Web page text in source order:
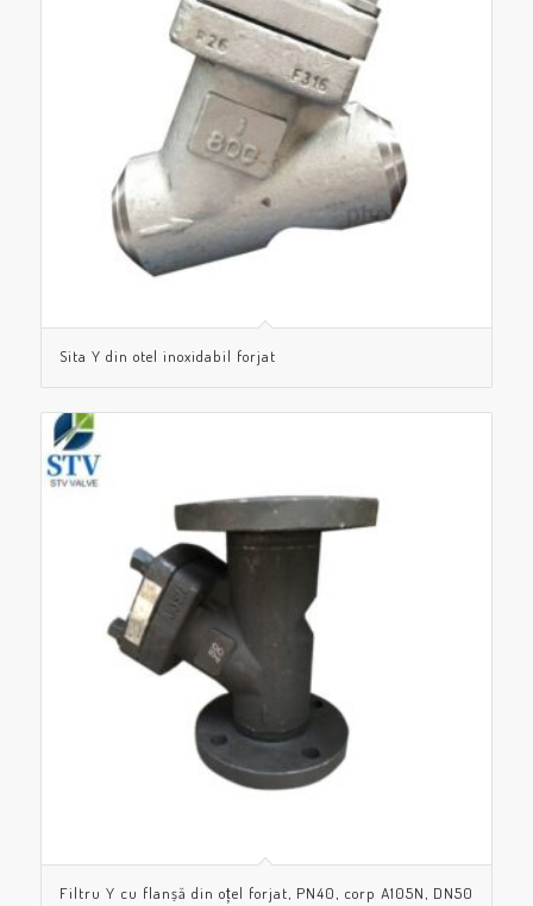
Sita Y din otel inoxidabil forjat
Filtru Y cu flanșă din oțel forjat, PN40, corp A105N, DN50